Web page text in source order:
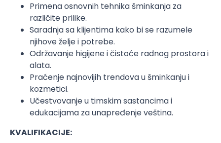
Primena osnovnih tehnika šminkanja za
različite prilike.
Saradnja sa klijentima kako bi se razumele
njihove želje i potrebe.
Održavanje higijene i čistoće radnog prostora i
alata.
Praćenje najnovijih trendova u šminkanju i
kozmetici.
Učestvovanje u timskim sastancima i
edukacijama za unapređenje veština.
KVALIFIKACIJE: